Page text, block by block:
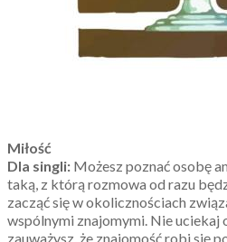
Miłość
Dla singli: Możesz poznać osobę
taką, z którą rozmowa od razu
zacząć się w okolicznościach
wspólnymi znajomymi. Nie uciekaj
zauważysz, że znajomość robi się